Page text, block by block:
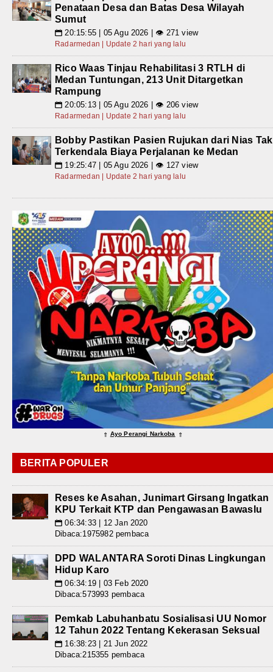
Penataan Desa dan Batas Desa Wilayah
Sumut
📅 20:15:55 | 05 Agu 2026 | 👁 271 view
Radarmedan | Update 2 hari yang lalu
Rico Waas Tinjau Rehabilitasi 3 RTLH di
Medan Tuntungan, 213 Unit Ditargetkan
Rampung
📅 20:05:13 | 05 Agu 2026 | 👁 206 view
Radarmedan | Update 2 hari yang lalu
Bobby Pastikan Pasien Rujukan dari Nias Tak
Terkendala Biaya Perjalanan ke Medan
📅 19:25:47 | 05 Agu 2026 | 👁 127 view
Radarmedan | Update 2 hari yang lalu
⇑ Ayo Perangi Narkoba ⇑
BERITA POPULER
Reses ke Asahan, Junimart Girsang Ingatkan
KPU Terkait KTP dan Pengawasan Bawaslu
📅 06:34:33 | 12 Jan 2020
Dibaca:1975982 pembaca
DPD WALANTARA Soroti Dinas Lingkungan
Hidup Karo
📅 06:34:19 | 03 Feb 2020
Dibaca:573993 pembaca
Pemkab Labuhanbatu Sosialisasi UU Nomor
12 Tahun 2022 Tentang Kekerasan Seksual
📅 16:38:23 | 21 Jun 2022
Dibaca:215355 pembaca